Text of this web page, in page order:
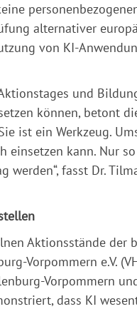
alternativer
von KI-
und
können, betont
ist ein Werkzeug.
einsetzen kann. Nur
fasst Dr.
Aktionsstände der
Vorpommern e.V.
Vorpommern
dass KI